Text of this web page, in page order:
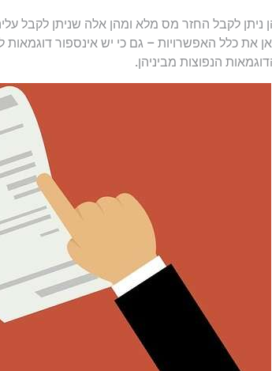
ניתן לקבל החזר מס מלא ומהן אלה שניתן לקבל
את כלל האפשרויות – גם כי יש אינספור
הנפוצות מביניהן.